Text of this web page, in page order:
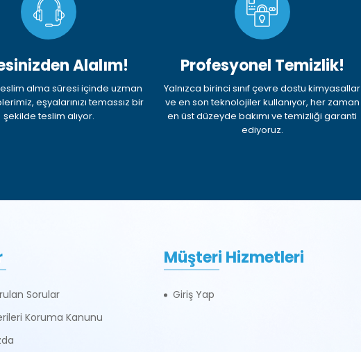
Alalım!
alma süresi içinde uzman
eşyalarınızı temassız bir
şekilde teslim alıyor.
Profesyonel Temizlik!
Yalnızca birinci sınıf çevre dostu kimyasallar
ve en son teknolojiler kullanıyor, her zaman
en üst düzeyde bakımı ve temizliği garanti
ediyoruz.
Sorular
Koruma Kanunu
Müşteri Hizmetleri
Giriş Yap